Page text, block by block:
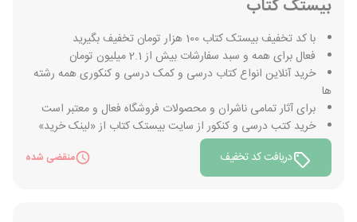
بیستک کتاب
با کد تخفیف بیستک کتاب 100 هزار تومان تخفیف بگیرید
فعال برای همه و سبد سفارشات بیش از 2.1 میلیون تومان
خرید آنلاین انواع کتاب درسی و کمک درسی و کنکوری همه رشته
ها
برای آثار تمامی ناشران و محصولات فروشگاه فعال و معتبر است
خرید کتب درسی و کنکور از سایت بیستک کتاب از «لینک خرید»
دریافت کد تخفیف
منقضی شده